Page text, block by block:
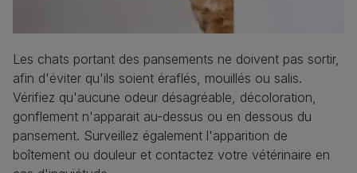
Les chats portant des pansements ne doivent pas sortir,
afin d'éviter qu'ils soient éraflés, mouillés ou salis.
Vérifiez qu'aucune odeur désagréable, décoloration,
gonflement n'apparait au-dessus ou en dessous du
pansement. Surveillez également l'apparition de
boîtement ou douleur et contactez votre vétérinaire en